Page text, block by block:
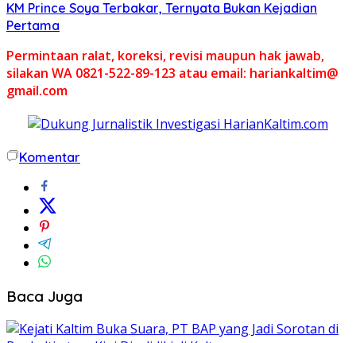
KM Prince Soya Terbakar, Ternyata Bukan Kejadian
Pertama
Permintaan ralat, koreksi, revisi maupun hak jawab,
silakan WA 0821-522-89-123 atau email: hariankaltim@
gmail.com
Komentar
Baca Juga